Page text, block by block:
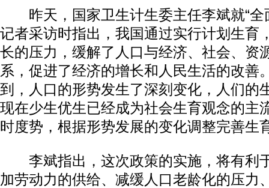
昨天，国家卫生计生委主任李斌就“全
记者采访时指出，我国通过实行计划生育
长的压力，缓解了人口与经济、社会、资
系，促进了经济的增长和人民生活的改善
到，人口的形势发生了深刻变化，人们的
现在少生优生已经成为社会生育观念的主
时度势，根据形势发展的变化调整完善生
李斌指出，这次政策的实施，将有利
加劳动力的供给、减缓人口老龄化的压力